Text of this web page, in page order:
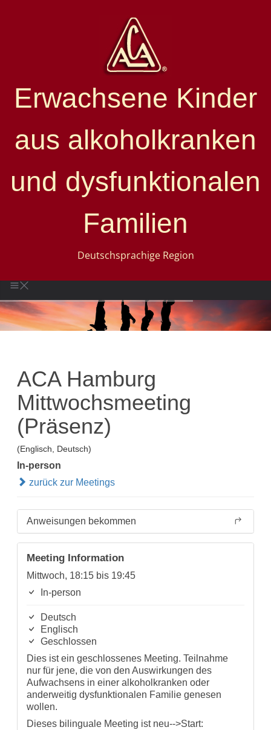
Erwachsene Kinder
aus alkoholkranken
und dysfunktionalen
Familien
Deutschsprachige Region
ACA Hamburg
Mittwochsmeeting
(Präsenz)
(Englisch, Deutsch)
In-person
zurück zur Meetings
Anweisungen bekommen
Meeting Information
Mittwoch, 18:15 bis 19:45
In-person
Deutsch
Englisch
Geschlossen
Dies ist ein geschlossenes Meeting. Teilnahme
nur für jene, die von den Auswirkungen des
Aufwachsens in einer alkoholkranken oder
anderweitig dysfunktionalen Familie genesen
wollen.
Dieses bilinguale Meeting ist neu-->Start: